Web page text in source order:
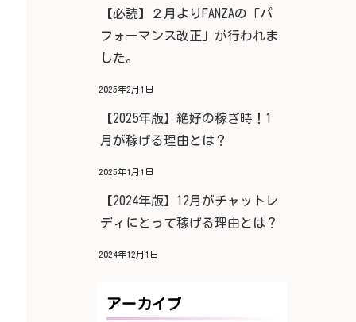
【必読】２月よりFANZAの「パ
フォーマンス改正」が行われま
した。
2025年2月1日
【2025年版】絶好の稼ぎ時！1
月が稼げる理由とは？
2025年1月1日
【2024年版】12月がチャットレ
ディにとって稼げる理由とは？
2024年12月1日
アーカイブ